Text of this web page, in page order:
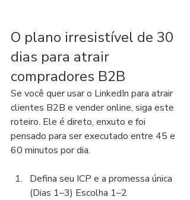
O plano irresistível de 30
dias para atrair
compradores B2B
Se você quer usar o LinkedIn para atrair
clientes B2B e vender online, siga este
roteiro. Ele é direto, enxuto e foi
pensado para ser executado entre 45 e
60 minutos por dia.
Defina seu ICP e a promessa única
(Dias 1–3) Escolha 1–2